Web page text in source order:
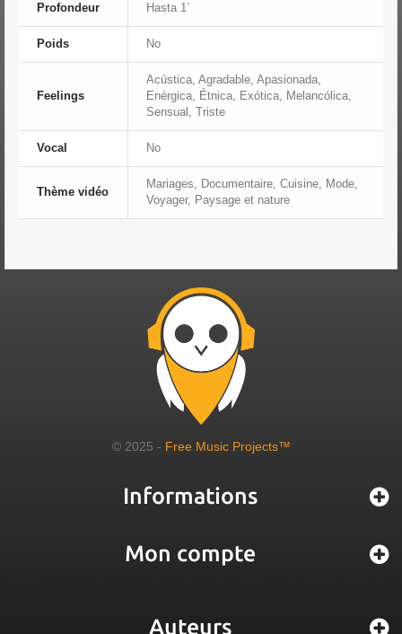
Profondeur Hasta 1´
Poids No
Feelings
Acústica, Agradable, Apasionada,
Enérgica, Étnica, Exótica, Melancólica,
Sensual, Triste
Vocal No
Thème vidéo
Mariages, Documentaire, Cuisine, Mode,
Voyager, Paysage et nature
© 2025 - Free Music Projects™
Informations
Mon compte
Auteurs